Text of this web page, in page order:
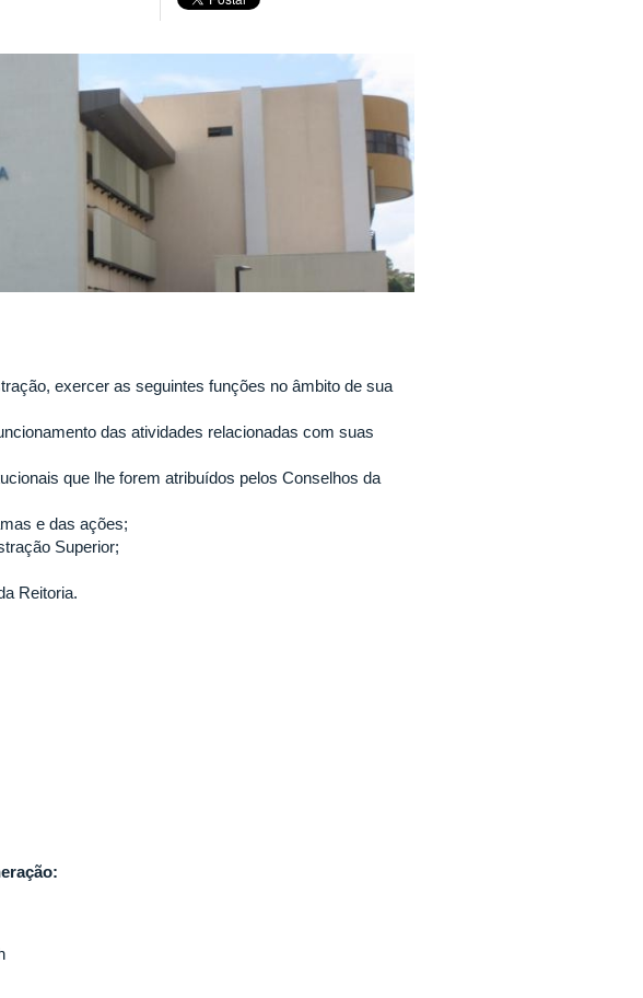
exercer as seguintes funções no âmbito de sua
das atividades relacionadas com suas
que lhe forem atribuídos pelos Conselhos da
e das ações;
Superior;
Reitoria.